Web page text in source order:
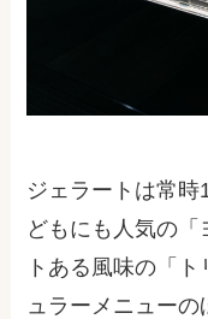
ジェラートは常時
どもにも人気の
トある風味の「
ュラーメニュー